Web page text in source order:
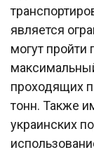
является
могут
проходящих
тонн. Также
украинских